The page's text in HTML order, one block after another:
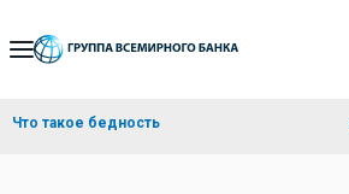
Skip
Navigation
Что такое бедность